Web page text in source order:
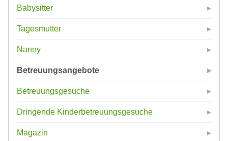
Babysitter
Tagesmutter
Nanny
Betreuungsangebote
Betreuungsgesuche
Dringende Kinderbetreuungsgesuche
Magazin